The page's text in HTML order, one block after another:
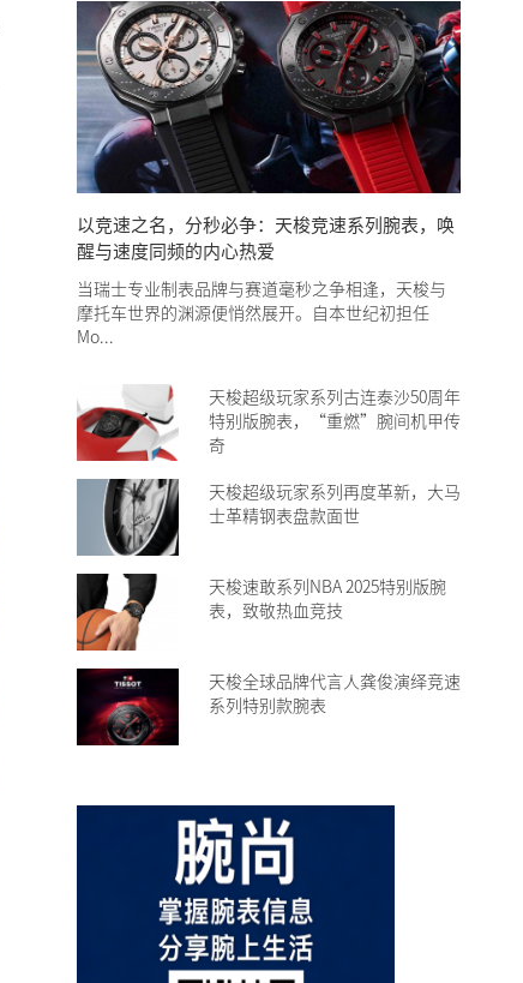
以竞速之名，分秒必争：天梭竞速系列腕表，唤
醒与速度同频的内心热爱
当瑞士专业制表品牌与赛道毫秒之争相逢，天梭与
摩托车世界的渊源便悄然展开。自本世纪初担任
Mo...
天梭超级玩家系列古连泰沙50周年
特别版腕表，“重燃”腕间机甲传
奇
天梭超级玩家系列再度革新，大马
士革精钢表盘款面世
天梭速敢系列NBA 2025特别版腕
表，致敬热血竞技
天梭全球品牌代言人龚俊演绎竞速
系列特别款腕表